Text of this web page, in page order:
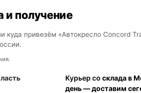
и получение
куда привезём «Автокресло Concord
Курьер со склада в
день — доставим